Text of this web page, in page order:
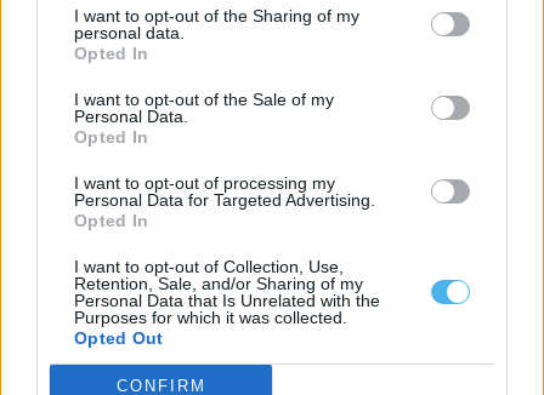
I want to opt-out of the Sharing of my
personal data.
Opted In
I want to opt-out of the Sale of my
Personal Data.
Opted In
I want to opt-out of processing my
Personal Data for Targeted Advertising.
Opted In
I want to opt-out of Collection, Use,
Retention, Sale, and/or Sharing of my
Personal Data that Is Unrelated with the
Purposes for which it was collected.
Opted Out
CONFIRM
6 Agosto, 2026 - 09:58
Zona dos Mármores e Alqueva «tem todas as condições para
receber» a Grande Área de Acolhimento Empresarial do